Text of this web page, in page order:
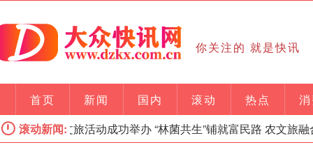
你关注的 就是快讯
首页 新闻 国内 滚动 热点
滚动新闻:
原晒夏文旅活动成功举办 “林菌共生”铺就富民路 农文旅融